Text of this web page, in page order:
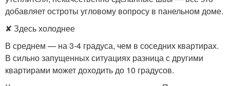
добавляет остроты угловому вопросу в панельном доме.
✘ Здесь холоднее
В среднем — на 3-4 градуса, чем в соседних квартирах.
В сильно запущенных ситуациях разница с другими
квартирами может доходить до 10 градусов.